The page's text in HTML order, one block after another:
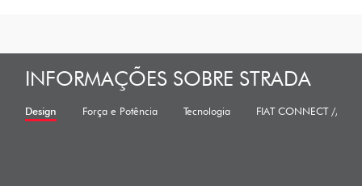
INFORMAÇÕES SOBRE STRADA
Design Força e Potência Tecnologia FIAT CONNECT ////